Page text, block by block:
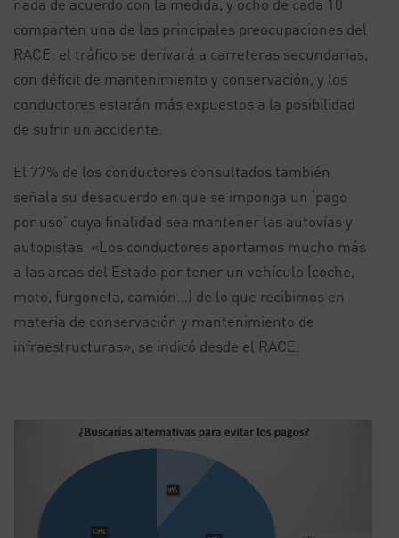
nada de acuerdo con la medida, y ocho de cada 10
comparten una de las principales preocupaciones del
RACE: el tráfico se derivará a carreteras secundarias,
con déficit de mantenimiento y conservación, y los
conductores estarán más expuestos a la posibilidad
de sufrir un accidente.
El 77% de los conductores consultados también
señala su desacuerdo en que se imponga un ‘pago
por uso’ cuya finalidad sea mantener las autovías y
autopistas. «Los conductores aportamos mucho más
a las arcas del Estado por tener un vehículo (coche,
moto, furgoneta, camión…) de lo que recibimos en
materia de conservación y mantenimiento de
infraestructuras», se indicó desde el RACE.